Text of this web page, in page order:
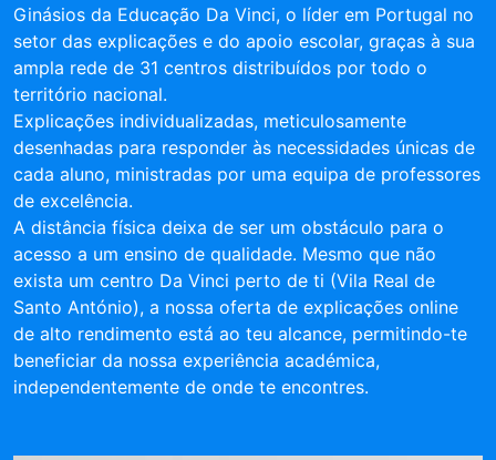
Ginásios da Educação Da Vinci, o líder em Portugal no
setor das explicações e do apoio escolar, graças à sua
ampla rede de 31 centros distribuídos por todo o
território nacional.
Explicações individualizadas, meticulosamente
desenhadas para responder às necessidades únicas de
cada aluno, ministradas por uma equipa de professores
de excelência.
A distância física deixa de ser um obstáculo para o
acesso a um ensino de qualidade. Mesmo que não
exista um centro Da Vinci perto de ti (Vila Real de
Santo António), a nossa oferta de explicações online
de alto rendimento está ao teu alcance, permitindo-te
beneficiar da nossa experiência académica,
independentemente de onde te encontres.